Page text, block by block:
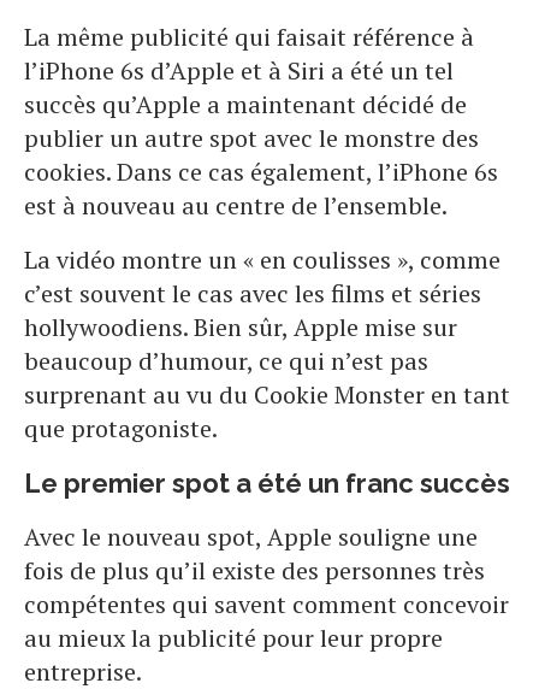
La même publicité qui faisait référence à
l’iPhone 6s d’Apple et à Siri a été un tel
succès qu’Apple a maintenant décidé de
publier un autre spot avec le monstre des
cookies. Dans ce cas également, l’iPhone 6s
est à nouveau au centre de l’ensemble.
La vidéo montre un « en coulisses », comme
c’est souvent le cas avec les films et séries
hollywoodiens. Bien sûr, Apple mise sur
beaucoup d’humour, ce qui n’est pas
surprenant au vu du Cookie Monster en tant
que protagoniste.
Le premier spot a été un franc succès
Avec le nouveau spot, Apple souligne une
fois de plus qu’il existe des personnes très
compétentes qui savent comment concevoir
au mieux la publicité pour leur propre
entreprise.